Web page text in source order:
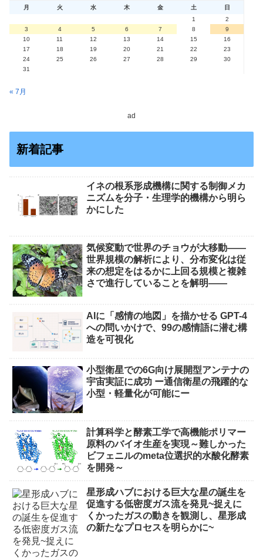
月 火 水 木 金 土
日
1
2
3
4 5 6 7 8
9
10
11 12 13 14 15
16
17
18 19 20 21 22
23
24
25 26 27 28 29
30
31
« 7月
ad
新着記事
イネの根系形成機構に関する制御メカ
ニズムを分子・生理学的機構から明ら
かにした
気候変動で世界のチョウが大移動――
世界規模の解析により、分布変化は従
来の想定をはるかに上回る規模と複雑
さで進行していることを解明――
AIに「感情の地図」を描かせる GPT-4
への問いかけで、99の感情語に潜む構
造を可視化
小型衛星での6G向け展開型アンテナの
宇宙実証に成功 ー通信衛星の飛躍的な
小型・軽量化が可能にー
計算科学と酵素工学で高機能ポリマー
原料のバイオ生産を実現～難しかった
ビフェニルのmeta位選択的水酸化酵素
を開発～
星形成ハブにおける巨大な星の誕生を
促進する低密度ガス流を発見~捉えに
くかったガスの動きを観測し、星形成
の新たなプロセスを明らかに~